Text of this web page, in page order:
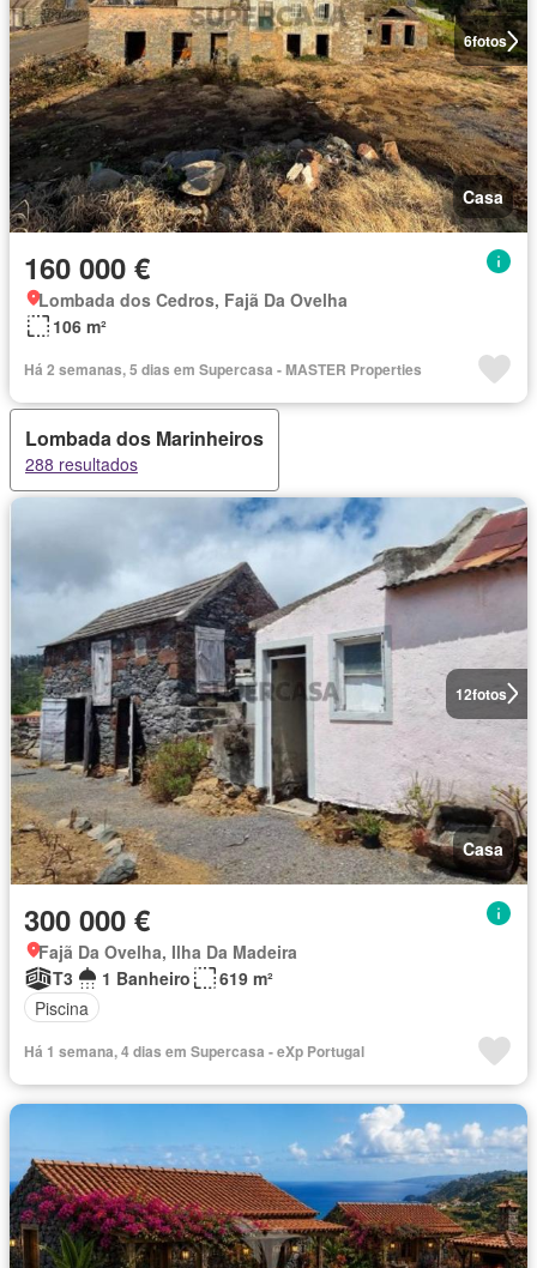
6fotos
Casa
160 000 €
Lombada dos Cedros, Fajã Da Ovelha
106 m²
Há 2 semanas, 5 dias em Supercasa - MASTER Properties
Lombada dos Marinheiros
288 resultados
12fotos
Casa
300 000 €
Fajã Da Ovelha, Ilha Da Madeira
T3
1 Banheiro
619 m²
Piscina
Há 1 semana, 4 dias em Supercasa - eXp Portugal